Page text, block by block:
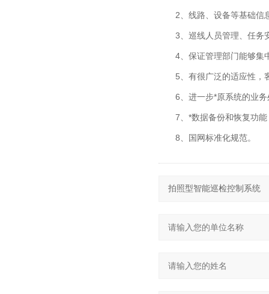
2、线路、设备等基础信
3、巡线人员管理、任务
4、保证管理部门能够集中
5、有很广泛的适应性，
6、进一步*原系统的业务
7、*数据备份和恢复功能
8、国网标准化规范。